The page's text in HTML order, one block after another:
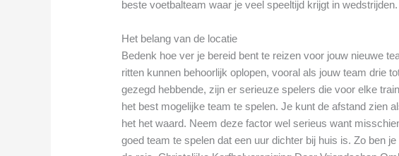
beste voetbalteam waar je veel speeltijd krijgt in wedstrijden.
Het belang van de locatie
Bedenk hoe ver je bereid bent te reizen voor jouw nieuwe
ritten kunnen behoorlijk oplopen, vooral als jouw team drie
gezegd hebbende, zijn er serieuze spelers die voor elke
het best mogelijke team te spelen. Je kunt de afstand zien
het het waard. Neem deze factor wel serieus want
goed team te spelen dat een uur dichter bij huis is. Zo ben